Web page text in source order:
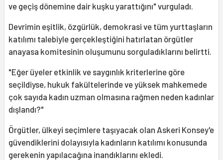
ve geçiş dönemine dair kuşku yarattığını" vurguladı.
Devrimin eşitlik, özgürlük, demokrasi ve tüm yurttaşların
katılımı talebiyle gerçekleştiğini hatırlatan örgütler
anayasa komitesinin oluşumunu sorguladıklarını belirtti.
"Eğer üyeler etkinlik ve saygınlık kriterlerine göre
seçildiyse, hukuk fakültelerinde ve yüksek mahkemede
çok sayıda kadın uzman olmasına rağmen neden kadınlar
dışlandı?"
Örgütler, ülkeyi seçimlere taşıyacak olan Askeri Konsey'e
güvendiklerini dolayısıyla kadınların katılımı konusunda
gerekenin yapılacağına inandıklarını ekledi.